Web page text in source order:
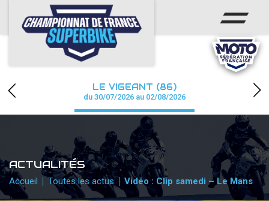
ACCUEIL
CHAMPIONNAT
CALENDRIER
PHOTOS / WEB TV
PARTENAIRES
LE VIGEANT (86)
du 30/07/2026 au 02/08/2026
ACTUALITÉS
Accueil Toutes les actus Vidéo : Clip samedi – Le Mans